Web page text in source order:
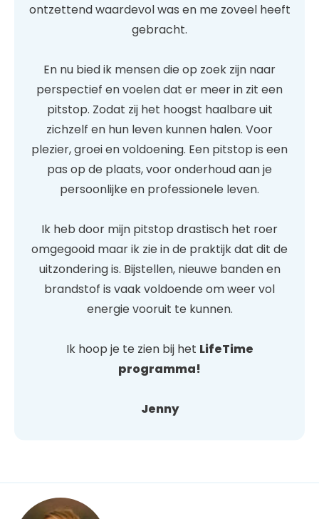
ontzettend waardevol was en me zoveel heeft
gebracht.
En nu bied ik mensen die op zoek zijn naar
perspectief en voelen dat er meer in zit een
pitstop. Zodat zij het hoogst haalbare uit
zichzelf en hun leven kunnen halen. Voor
plezier, groei en voldoening. Een pitstop is een
pas op de plaats, voor onderhoud aan je
persoonlijke en professionele leven.
Ik heb door mijn pitstop drastisch het roer
omgegooid maar ik zie in de praktijk dat dit de
uitzondering is. Bijstellen, nieuwe banden en
brandstof is vaak voldoende om weer vol
energie vooruit te kunnen.
Ik hoop je te zien bij het LifeTime
programma!
Jenny